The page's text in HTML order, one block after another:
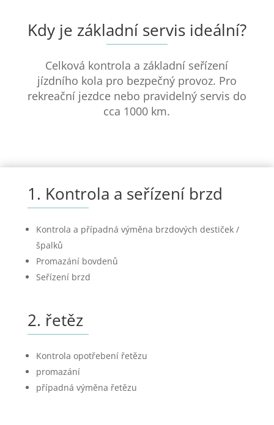
Kdy je základní servis ideální?
Celková kontrola a základní seřízení
jízdního kola pro bezpečný provoz. Pro
rekreační jezdce nebo pravidelný servis do
cca 1000 km.
1. Kontrola a seřízení brzd
Kontrola a případná výměna brzdových destiček /
špalků
Promazání bovdenů
Seřízení brzd
2. řetěz
Kontrola opotřebení řetězu
promazání
případná výměna řetězu